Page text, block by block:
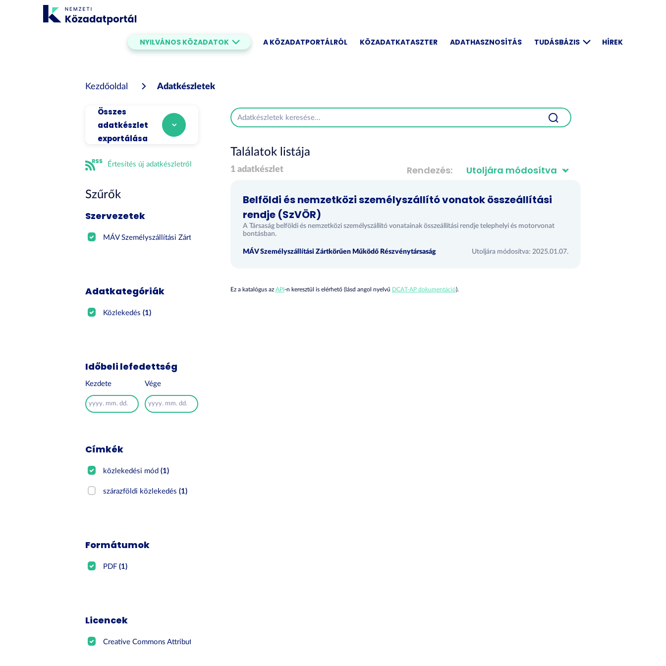
NYILVÁNOS KÖZADATOK A KÖZADATPORTÁLRÓL KÖZADATKATASZTER ADATHASZNOSÍTÁS TUDÁSBÁZIS HÍREK
Kezdőoldal Adatkészletek
Összes
adatkészlet
exportálása
Értesítés új adatkészletről
Szűrők
Szervezetek
MÁV Személyszállítási Zártk...
Adatkategóriák
Közlekedés(1)
Időbeli lefedettség
Kezdete Vége
Címkék
közlekedési mód(1)
szárazföldi közlekedés(1)
Formátumok
PDF(1)
Licencek
Creative Commons Attribution
Rendezés
Találatok listája
1 adatkészlet
Belföldi és nemzetközi személyszállító vonatok összeállítási
rendje (SzVÖR)
A Társaság belföldi és nemzetközi személyszállító vonatainak összeállítási rendje telephelyi és motorvonat
bontásban.
MÁV Személyszállítási Zártkörűen Működő Részvénytársaság Utoljára módosítva: 2025.01.07.
Ez a katalógus az API-n keresztül is elérhető (lásd angol nyelvű DCAT-AP dokumentáció).